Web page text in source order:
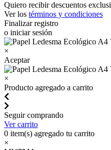
Quiero recibir descuentos
Ver los términos y condiciones
Finalizar registro
o iniciar sesión
×
Aceptar
×
Producto agregado a carrito
Seguir comprando
Ver carrito
0 item(s) agregado tu carrito
×